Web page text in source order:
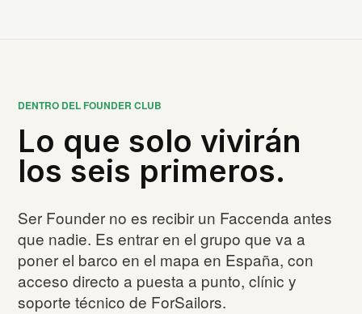
DENTRO DEL FOUNDER CLUB
Lo que solo vivirán
los seis primeros.
Ser Founder no es recibir un Faccenda antes
que nadie. Es entrar en el grupo que va a
poner el barco en el mapa en España, con
acceso directo a puesta a punto, clínic y
soporte técnico de ForSailors.